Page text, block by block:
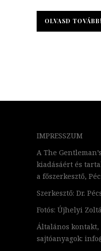
OLVASD TOVÁBB!
OLVASD TOVÁBB!
IMPRESSZUM
A The
kiadásáért és
a főszerkesztő,
Szerkesztő: Dr.
Fotós: Újhelyi
Általános
sajtóanyagok: